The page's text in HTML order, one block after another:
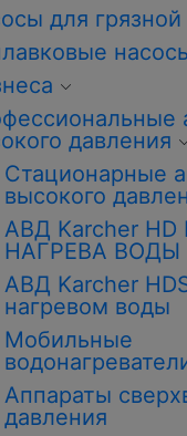
для
давления
Стационарные
высокого
АВД Karcher HD
НАГРЕВА ВОДЫ
АВД Karcher
нагревом воды
Мобильные
Аппараты
давления